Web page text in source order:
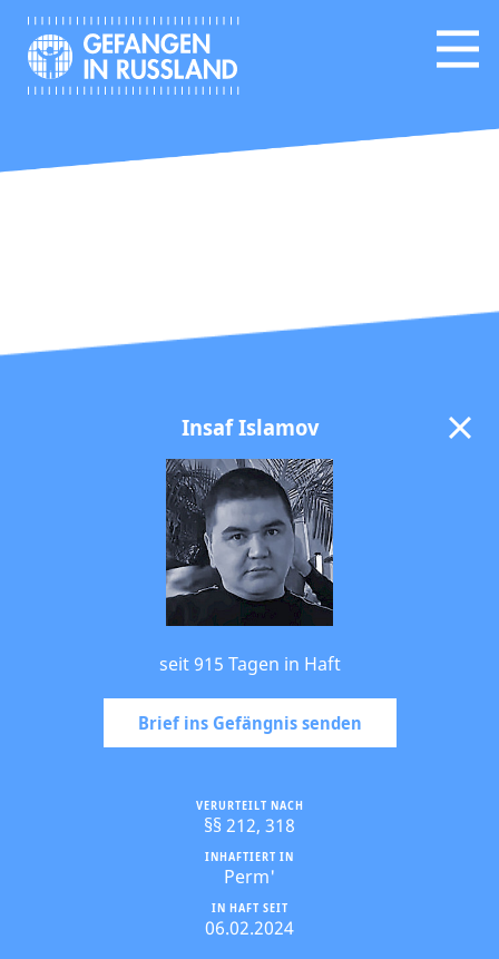
Insaf Islamov
seit 915 Tagen in Haft
Brief ins Gefängnis senden
IN HAFT SEIT
06.02.2024
INHAFTIERT IN
Perm'
VERURTEILT NACH
§§ 212, 318